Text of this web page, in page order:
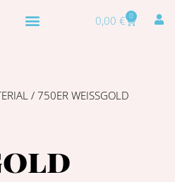
0,00€ 0
/ 750ER WEISSGOLD